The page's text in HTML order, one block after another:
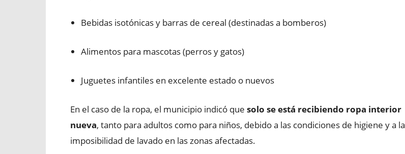
Bebidas isotónicas y barras de cereal (destinadas a bomberos)
Alimentos para mascotas (perros y gatos)
Juguetes infantiles en excelente estado o nuevos
En el caso de la ropa, el municipio indicó que solo se está recibiendo ropa interior
nueva, tanto para adultos como para niños, debido a las condiciones de higiene y a la
imposibilidad de lavado en las zonas afectadas.